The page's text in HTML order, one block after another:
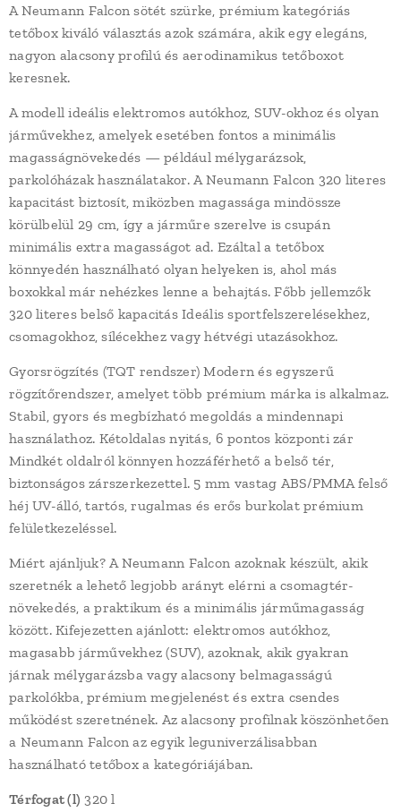
A Neumann Falcon sötét szürke, prémium kategóriás
tetőbox kiváló választás azok számára, akik egy elegáns,
nagyon alacsony profilú és aerodinamikus tetőboxot
keresnek.
A modell ideális elektromos autókhoz, SUV-okhoz és olyan
járművekhez, amelyek esetében fontos a minimális
magasságnövekedés — például mélygarázsok,
parkolóházak használatakor. A Neumann Falcon 320 literes
kapacitást biztosít, miközben magassága mindössze
körülbelül 29 cm, így a járműre szerelve is csupán
minimális extra magasságot ad. Ezáltal a tetőbox
könnyedén használható olyan helyeken is, ahol más
boxokkal már nehézkes lenne a behajtás. Főbb jellemzők
320 literes belső kapacitás Ideális sportfelszerelésekhez,
csomagokhoz, sílécekhez vagy hétvégi utazásokhoz.
Gyorsrögzítés (TQT rendszer) Modern és egyszerű
rögzítőrendszer, amelyet több prémium márka is alkalmaz.
Stabil, gyors és megbízható megoldás a mindennapi
használathoz. Kétoldalas nyitás, 6 pontos központi zár
Mindkét oldalról könnyen hozzáférhető a belső tér,
biztonságos zárszerkezettel. 5 mm vastag ABS/PMMA felső
héj UV-álló, tartós, rugalmas és erős burkolat prémium
felületkezeléssel.
Miért ajánljuk? A Neumann Falcon azoknak készült, akik
szeretnék a lehető legjobb arányt elérni a csomagtér-
növekedés, a praktikum és a minimális járműmagasság
között. Kifejezetten ajánlott: elektromos autókhoz,
magasabb járművekhez (SUV), azoknak, akik gyakran
járnak mélygarázsba vagy alacsony belmagasságú
parkolókba, prémium megjelenést és extra csendes
működést szeretnének. Az alacsony profilnak köszönhetően
a Neumann Falcon az egyik leguniverzálisabban
használható tetőbox a kategóriájában.
Térfogat (l) 320 l